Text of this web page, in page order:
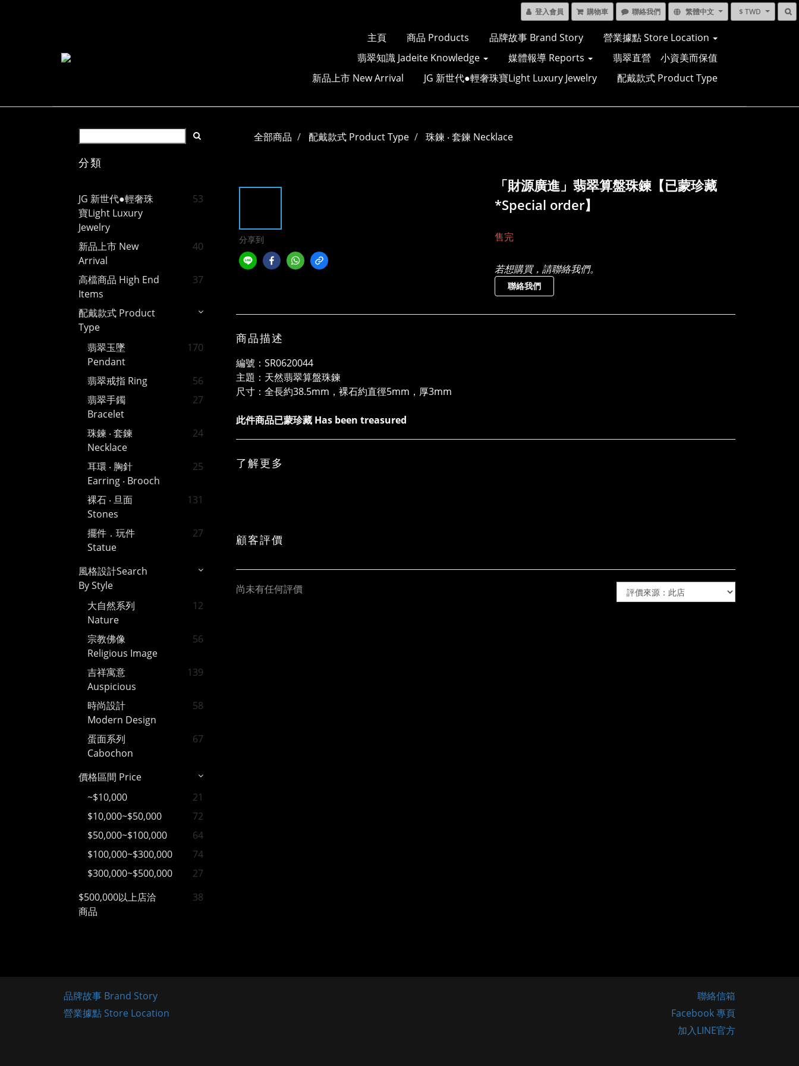
登入會員 購物車 聯絡我們 繁體中文 $ TWD
主頁 商品 Products 品牌故事 Brand Story
營業據點 Store Location
翡翠知識 Jadeite Knowledge
媒體報導 Reports
翡翠直營 小資美而保值
新品上市 New Arrival
JG 新世代●輕奢珠寶Light Luxury Jewelry 配戴款式 Product Type
分類
JG 新世代●輕奢珠
寶Light Luxury
Jewelry
53
新品上市 New
Arrival
40
高檔商品 High End
Items
37
配戴款式 Product
Type
翡翠玉墜
Pendant
170
翡翠戒指 Ring
56
翡翠手鐲
Bracelet
27
珠鍊 ‧ 套鍊
Necklace
24
耳環 ‧ 胸針
Earring ‧ Brooch
25
裸石 ‧ 旦面
Stones
131
擺件．玩件
Statue
27
風格設計Search
By Style
大自然系列
Nature
12
宗教佛像
Religious Image
56
吉祥寓意
Auspicious
139
時尚設計
Modern Design
58
蛋面系列
Cabochon
67
價格區間 Price
~$10,000
21
$10,000~$50,000
72
$50,000~$100,000
64
$100,000~$300,000
74
$300,000~$500,000
27
$500,000以上店洽
商品
38
全部商品 配戴款式 Product Type 珠鍊 ‧ 套鍊 Necklace
分享到
「財源廣進」翡翠算盤珠鍊【已蒙珍藏
*Special order】
售完
若想購買，請聯絡我們。
聯絡我們
商品描述
編號：SR0620044
主題：天然翡翠算盤珠鍊
尺寸：全長約38.5mm，裸石約直徑5mm，厚3mm
此件商品已蒙珍藏 Has been treasured
了解更多
顧客評價
尚未有任何評價
品牌故事 Brand Story
營業據點 Store Location
聯絡信箱
Facebook 專頁
加入LINE官方